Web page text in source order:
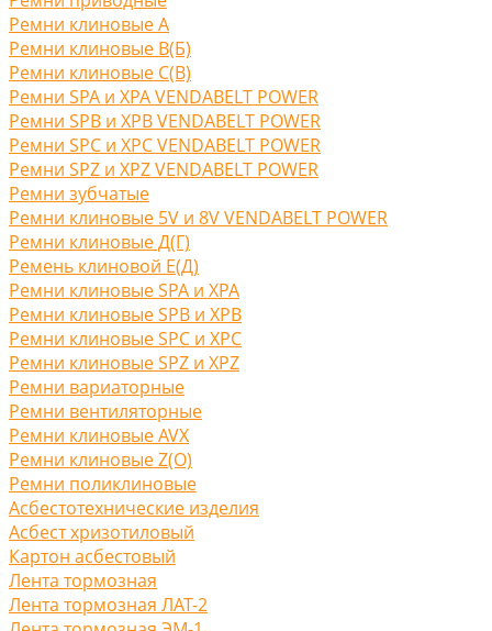
Ремни клиновые A
Ремни клиновые В(Б)
Ремни клиновые С(B)
Ремни SPA и XPA VENDABELT POWER
Ремни SPB и XPB VENDABELT POWER
Ремни SPC и XPC VENDABELT POWER
Ремни SPZ и XPZ VENDABELT POWER
Ремни зубчатые
Ремни клиновые 5V и 8V VENDABELT POWER
Ремни клиновые Д(Г)
Ремень клиновой Е(Д)
Ремни клиновые SPA и XPA
Ремни клиновые SPB и XPB
Ремни клиновые SPC и XPC
Ремни клиновые SPZ и XPZ
Ремни вариаторные
Ремни вентиляторные
Ремни клиновые AVX
Ремни клиновые Z(O)
Ремни поликлиновые
Асбестотехнические изделия
Асбест хризотиловый
Картон асбестовый
Лента тормозная
Лента тормозная ЛАТ-2